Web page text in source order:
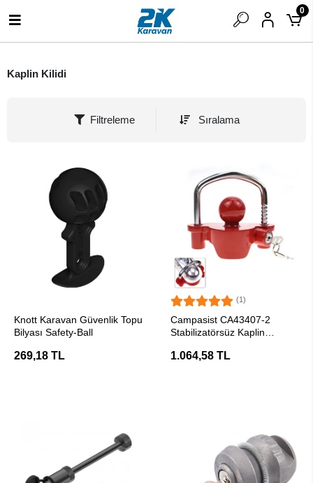
0
Kaplin Kilidi
Filtreleme Sıralama
Knott Karavan Güvenlik Topu
Bilyası Safety-Ball
269,18 TL
(1)
Campasist CA43407-2
Stabilizatörsüz Kaplin
Kilidi
1.064,58 TL